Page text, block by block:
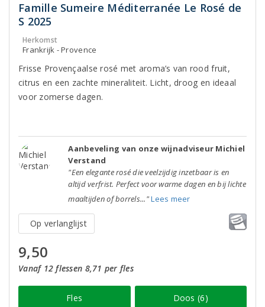
Famille Sumeire Méditerranée Le Rosé de
S 2025
Herkomst
Frankrijk - Provence
Frisse Provençaalse rosé met aroma’s van rood fruit,
citrus en een zachte mineraliteit. Licht, droog en ideaal
voor zomerse dagen.
Aanbeveling van onze wijnadviseur Michiel
Verstand
"Een elegante rosé die veelzijdig inzetbaar is en
altijd verfrist. Perfect voor warme dagen en bij lichte
maaltijden of borrels..."Lees meer
Op verlanglijst
9,50
Vanaf 12 flessen 8,71 per fles
Fles Doos (6)